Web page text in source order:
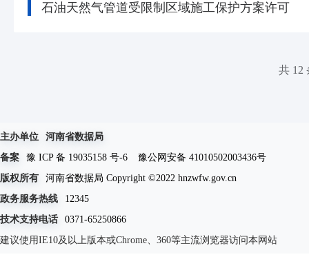
石油天然气管道受限制区域施工保护方案许可
共 12
主办单位
河南省数据局
备案
豫 ICP 备 19035158 号-6
豫公网安备 41010502003436号
版权所有
河南省数据局 Copyright ©2022 hnzwfw.gov.cn
政务服务热线
12345
技术支持电话
0371-65250866
建议使用IE10及以上版本或Chrome、360等主流浏览器访问本网站